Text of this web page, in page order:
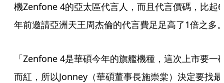
機Zenfone 4的亞太區代言人，而且代言價碼，比起6
年前邀請亞洲天王周杰倫的代言費足足高了1倍之多
「Zenfone 4是華碩今年的旗艦機種，這次上市要一
而紅，所以Jonney（華碩董事長施崇棠）決定要找最